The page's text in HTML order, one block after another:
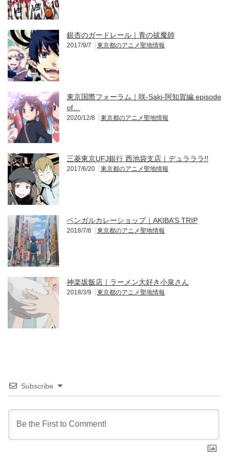
銀杏のガードレール｜青の祓魔師
2017/9/7 東京都のアニメ聖地情報
東京国際フォーラム｜咲-Saki-阿知賀編 episode
of…
2020/12/8 東京都のアニメ聖地情報
三菱東京UFJ銀行 西池袋支店｜デュラララ!!
2017/6/20 東京都のアニメ聖地情報
ベンガルカレーショップ｜AKIBA’S TRIP
2018/7/8 東京都のアニメ聖地情報
神楽坂飯店｜ラーメン大好き小泉さん
2018/3/9 東京都のアニメ聖地情報
Subscribe